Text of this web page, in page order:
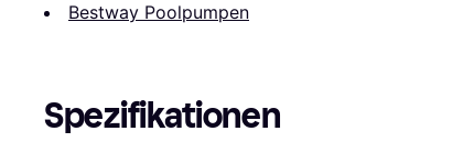
Bestway Poolpumpen
Spezifikationen